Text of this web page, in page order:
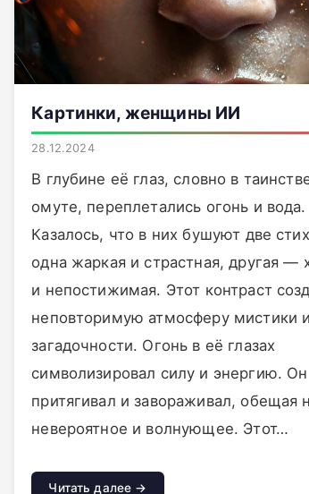
Картинки, женщины ИИ
28.12.2024
В глубине её глаз, словно в
омуте, переплетались огонь и вода.
Казалось, что в них бушуют две
одна жаркая и страстная, другая —
и непостижимая. Этот контраст
неповторимую атмосферу мистики и
загадочности. Огонь в её глазах
символизировал силу и энергию. Он
притягивал и завораживал, обещая
невероятное и волнующее. Этот…
Читать далее →